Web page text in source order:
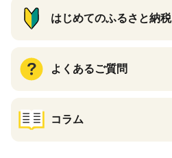
はじめてのふるさと納税
よくあるご質問
コラム